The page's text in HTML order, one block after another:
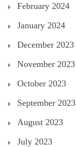
February 2024
January 2024
December 2023
November 2023
October 2023
September 2023
August 2023
July 2023